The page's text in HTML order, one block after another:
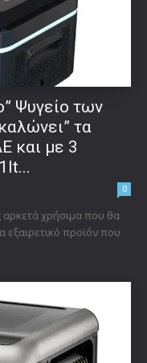
Ψυγείο των
τα
και με 3
0
χρήσιμα που θα
εξαιρετικό προϊόν που